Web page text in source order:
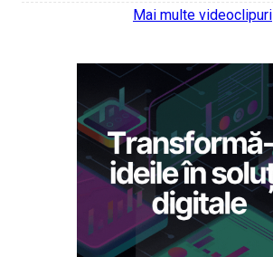
Mai multe videoclipuri